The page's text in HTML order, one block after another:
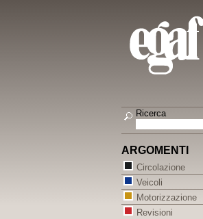
Ricerca
ARGOMENTI
Circolazione
Veicoli
Motorizzazione
Revisioni